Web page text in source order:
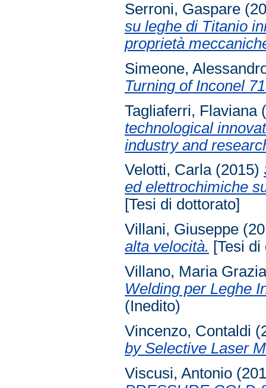
Serroni, Gaspare
su leghe di Titanio
proprietà
Simeone,
Turning of Inconel
Tagliaferri, Flaviana
technological
industry and
Velotti, Carla(2015)
ed elettrochimiche
[Tesi di dottorato]
Villani, Giuseppe
alta velocità. [Tesi
Villano, Maria
Welding per Leghe
(Inedito)
Vincenzo, Contaldi
by Selective Laser
Viscusi, Antonio